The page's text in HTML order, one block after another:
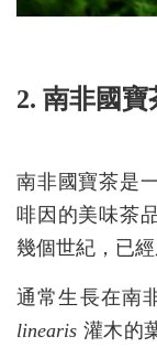
2. 南非國寶
南非國寶茶是
啡因的美味茶
幾個世紀，已
通常生長在南
linearis 灌木的